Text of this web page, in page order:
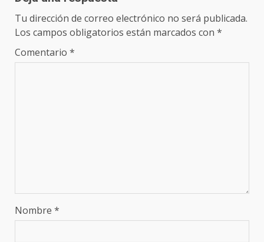
Tu dirección de correo electrónico no será publicada.
Los campos obligatorios están marcados con *
Comentario *
Nombre *